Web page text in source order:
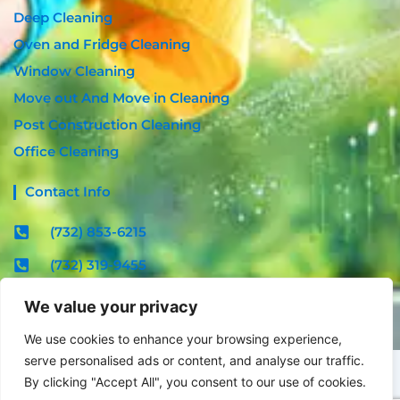
We value your privacy
We use cookies to enhance your browsing experience,
serve personalised ads or content, and analyse our traffic.
By clicking "Accept All", you consent to our use of cookies.
Deep Cleaning
Oven and Fridge Cleaning
Window Cleaning
Move out And Move in Cleaning
Post Construction Cleaning
Office Cleaning
Contact Info
(732) 853-6215
(732) 319-9455
contact@radiantcleannj.com
Mon - Fri : 08:00am - 06:00pm
Bound Brook NJ 08805